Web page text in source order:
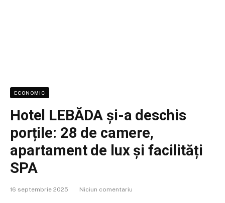
ECONOMIC
Hotel LEBĂDA și-a deschis
porțile: 28 de camere,
apartament de lux și facilități
SPA
16 septembrie 2025 Niciun comentariu